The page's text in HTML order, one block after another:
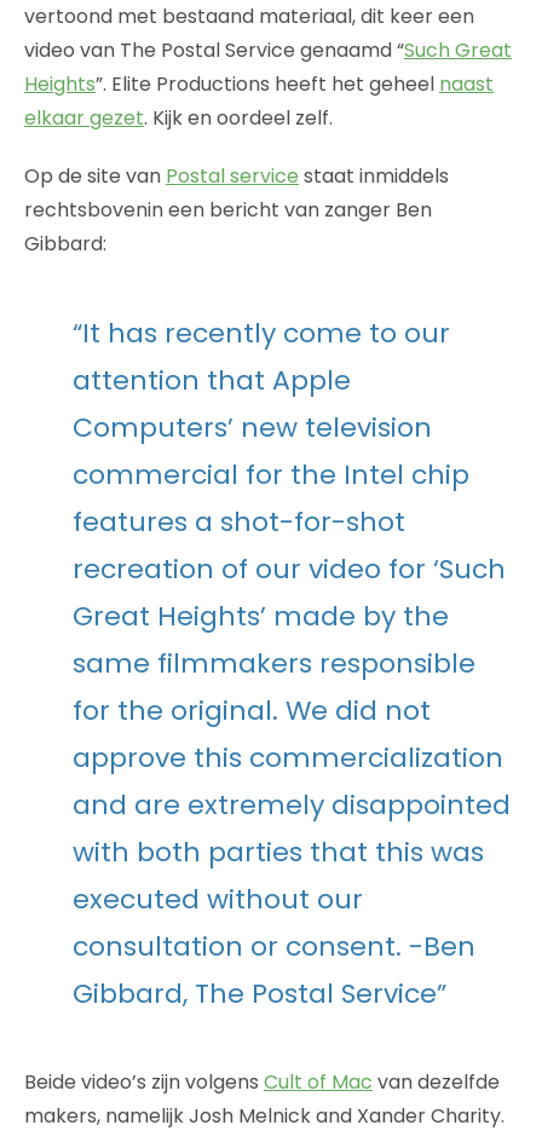
vertoond met bestaand materiaal, dit keer een
video van The Postal Service genaamd “Such Great
Heights”. Elite Productions heeft het geheel naast
elkaar gezet. Kijk en oordeel zelf.
Op de site van Postal service staat inmiddels
rechtsbovenin een bericht van zanger Ben
Gibbard:
“It has recently come to our
attention that Apple
Computers’ new television
commercial for the Intel chip
features a shot-for-shot
recreation of our video for ‘Such
Great Heights’ made by the
same filmmakers responsible
for the original. We did not
approve this commercialization
and are extremely disappointed
with both parties that this was
executed without our
consultation or consent. -Ben
Gibbard, The Postal Service”
Beide video’s zijn volgens Cult of Mac van dezelfde
makers, namelijk Josh Melnick and Xander Charity.